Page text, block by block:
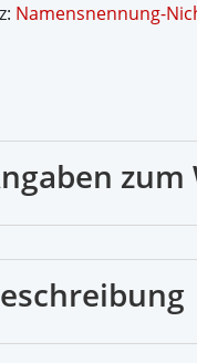
Namensnennung-
zum